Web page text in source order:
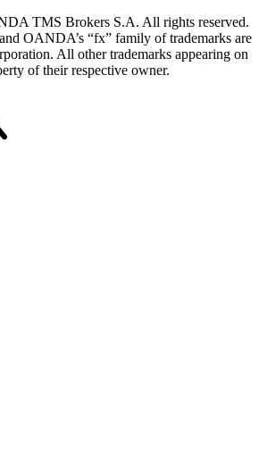
TMS Brokers S.A. All rights reserved.
OANDA’s “fx” family of trademarks are
All other trademarks appearing on
of their respective owner.